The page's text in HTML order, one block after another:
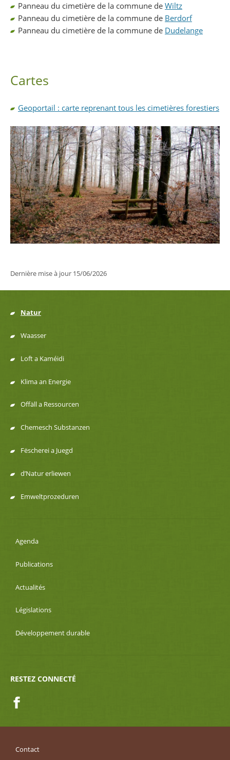
Panneau du cimetière de la commune de Wiltz
Panneau du cimetière de la commune de Berdorf
Panneau du cimetière de la commune de Dudelange
Cartes
Geoportail : carte reprenant tous les cimetières forestiers
Dernière mise à jour 15/06/2026
Menu
de
navigation
Natur
Waasser
Loft a Kaméidi
Klima an Energie
Offäll a Ressourcen
Chemesch Substanzen
Fëscherei a Juegd
d’Natur erliewen
Emweltprozeduren
Agenda
Publications
Actualités
Législations
Développement durable
RESTEZ CONNECTÉ
Contact